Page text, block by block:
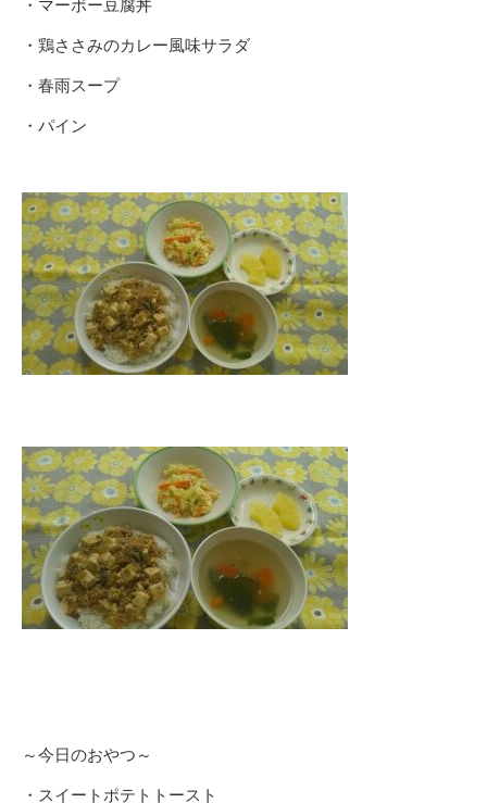
・マーボー豆腐丼
・鶏ささみのカレー風味サラダ
・春雨スープ
・パイン
～今日のおやつ～
・スイートポテトトースト